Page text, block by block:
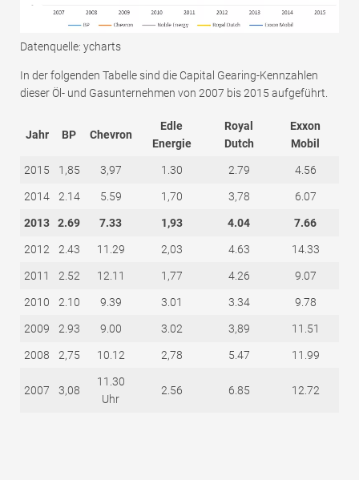
Datenquelle: ycharts
In der folgenden Tabelle sind die Capital Gearing-Kennzahlen
dieser Öl- und Gasunternehmen von 2007 bis 2015 aufgeführt.
Jahr BP Chevron
Edle
Energie
Royal
Dutch
Exxon
Mobil
2015 1,85 3,97 1.30 2.79 4.56
2014 2.14 5.59 1,70 3,78 6.07
2013 2.69 7.33 1,93 4.04 7.66
2012 2.43 11.29 2,03 4.63 14.33
2011 2.52 12.11 1,77 4.26 9.07
2010 2.10 9.39 3.01 3.34 9.78
2009 2.93 9.00 3.02 3,89 11.51
2008 2,75 10.12 2,78 5.47 11.99
2007 3,08
11.30
Uhr
2.56 6.85 12.72